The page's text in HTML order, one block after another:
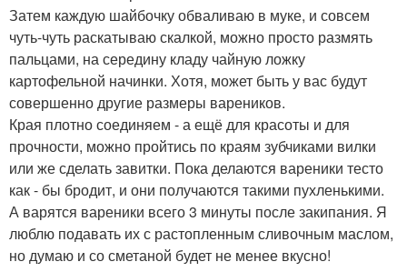
Затем каждую шайбочку обваливаю в муке, и совсем
чуть-чуть раскатываю скалкой, можно просто размять
пальцами, на середину кладу чайную ложку
картофельной начинки. Хотя, может быть у вас будут
совершенно другие размеры вареников.
Края плотно соединяем - а ещё для красоты и для
прочности, можно пройтись по краям зубчиками вилки
или же сделать завитки. Пока делаются вареники тесто
как - бы бродит, и они получаются такими пухленькими.
А варятся вареники всего 3 минуты после закипания. Я
люблю подавать их с растопленным сливочным маслом,
но думаю и со сметаной будет не менее вкусно!